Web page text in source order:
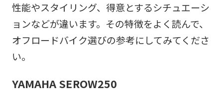
性能やスタイリング、得意とするシチュエーシ
ョンなどが違います。その特徴をよく読んで、
オフロードバイク選びの参考にしてみてくださ
い。
YAMAHA SEROW250